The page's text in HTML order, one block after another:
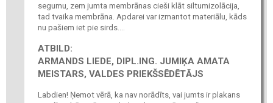
segumu, zem jumta membrānas cieši klāt siltumizolācija,
tad tvaika membrāna. Apdarei var izmantot materiālu, kāds
nu pašiem iet pie sirds....
ATBILD:
ARMANDS LIEDE, DIPL.ING. JUMIĶA AMATA
MEISTARS, VALDES PRIEKŠSĒDĒTĀJS
Labdien! Ņemot vērā, ka nav norādīts, vai jumts ir plakans